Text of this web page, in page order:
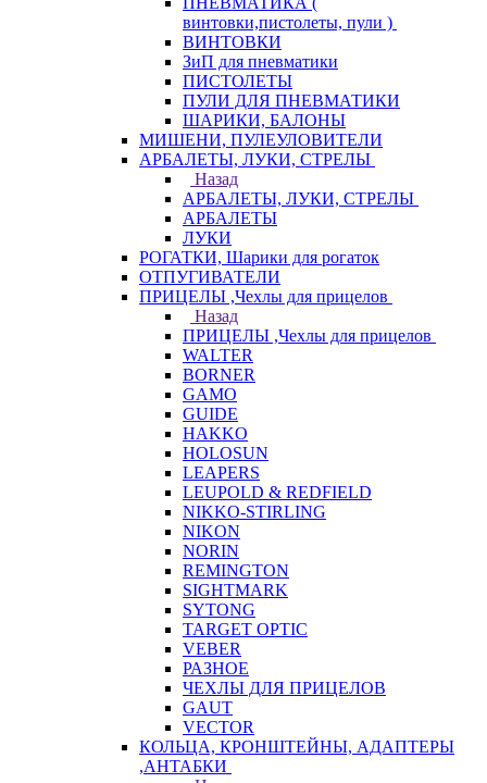
винтовки,пистолеты, пули )
ВИНТОВКИ
ЗиП для пневматики
ПИСТОЛЕТЫ
ПУЛИ ДЛЯ ПНЕВМАТИКИ
ШАРИКИ, БАЛОНЫ
МИШЕНИ, ПУЛЕУЛОВИТЕЛИ
АРБАЛЕТЫ, ЛУКИ, СТРЕЛЫ
Назад
АРБАЛЕТЫ, ЛУКИ, СТРЕЛЫ
АРБАЛЕТЫ
ЛУКИ
РОГАТКИ, Шарики для рогаток
ОТПУГИВАТЕЛИ
ПРИЦЕЛЫ ,Чехлы для прицелов
Назад
ПРИЦЕЛЫ ,Чехлы для прицелов
WALTER
BORNER
GAMO
GUIDE
HAKKO
HOLOSUN
LEAPERS
LEUPOLD & REDFIELD
NIKKO-STIRLING
NIKON
NORIN
REMINGTON
SIGHTMARK
SYTONG
TARGET OPTIC
VEBER
РАЗНОЕ
ЧЕХЛЫ ДЛЯ ПРИЦЕЛОВ
GAUT
VECTOR
КОЛЬЦА, КРОНШТЕЙНЫ, АДАПТЕРЫ
,АНТАБКИ